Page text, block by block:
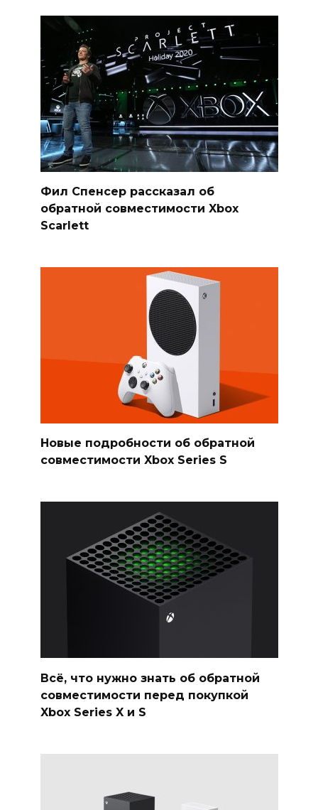
Фил Спенсер рассказал об
обратной совместимости Xbox
Scarlett
Новые подробности об обратной
совместимости Xbox Series S
Всё, что нужно знать об обратной
совместимости перед покупкой
Xbox Series X и S